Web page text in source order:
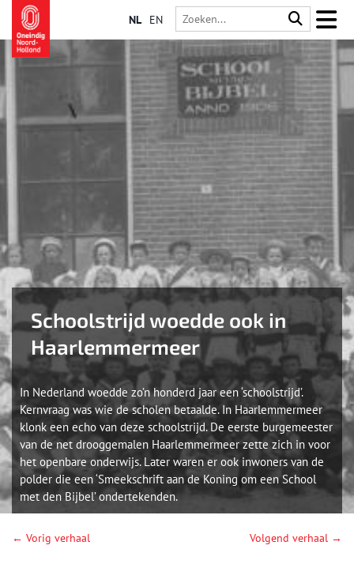
NL EN
Schoolstrijd woedde ook in
Haarlemmermeer
In Nederland woedde zo’n honderd jaar een ‘schoolstrijd’.
Kernvraag was wie de scholen betaalde. In Haarlemmermeer
klonk een echo van deze schoolstrijd. De eerste burgemeester
van de net drooggemalen Haarlemmermeer zette zich in voor
het openbare onderwijs. Later waren er ook inwoners van de
polder die een ‘Smeekschrift aan de Koning om een School
met den Bijbel’ ondertekenden.
← Vorig verhaal Volgend verhaal →